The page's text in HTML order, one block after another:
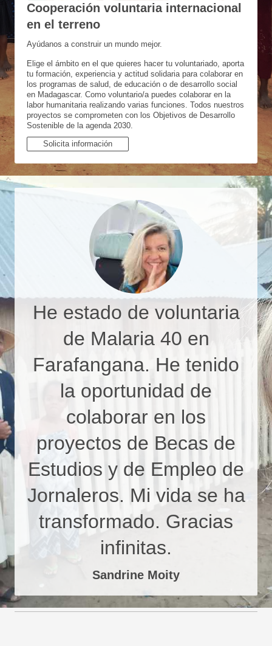
Cooperación voluntaria internacional
en el terreno
Ayúdanos a construir un mundo mejor.
Elige el ámbito en el que quieres hacer tu voluntariado, aporta
tu formación, experiencia y actitud solidaria para colaborar en
los programas de salud, de educación o de desarrollo social
en Madagascar. Como voluntario/a puedes colaborar en la
labor humanitaria realizando varias funciones. Todos nuestros
proyectos se comprometen con los Objetivos de Desarrollo
Sostenible de la agenda 2030.
Solicita información
He estado de voluntaria
de Malaria 40 en
Farafangana. He tenido
la oportunidad de
colaborar en los
proyectos de Becas de
Estudios y de Empleo de
Jornaleros. Mi vida se ha
transformado. Gracias
infinitas.
Sandrine Moity